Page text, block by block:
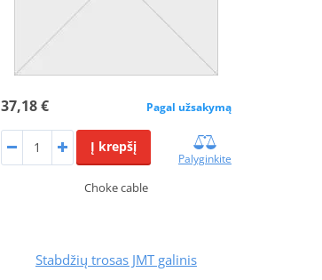
37,18 € Pagal užsakymą
Į krepšį
Palyginkite
Choke cable
Stabdžių trosas JMT galinis